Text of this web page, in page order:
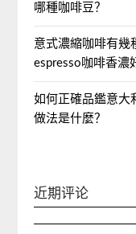
哪種咖啡豆？
意式濃縮咖啡有幾
espresso咖啡香濃
如何正確品鑑意大
做法是什麼？
近期评论